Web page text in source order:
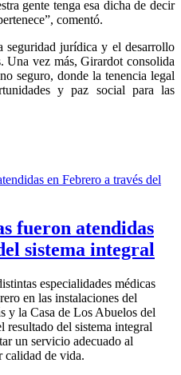
gente tenga esa dicha de decir
comentó.
seguridad jurídica y el desarrollo
Una vez más, Girardot consolida
seguro, donde la tenencia legal
y paz social para las
fueron atendidas
sistema integral
especialidades médicas
en las instalaciones del
y la Casa de Los Abuelos del
resultado del sistema integral
un servicio adecuado al
calidad de vida.